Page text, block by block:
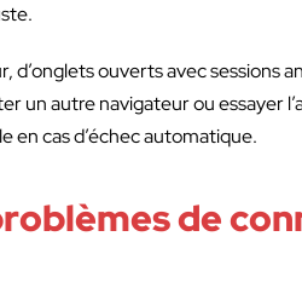
ouverts avec sessions
un autre navigateur ou essayer
en cas d’échec automatique.
de